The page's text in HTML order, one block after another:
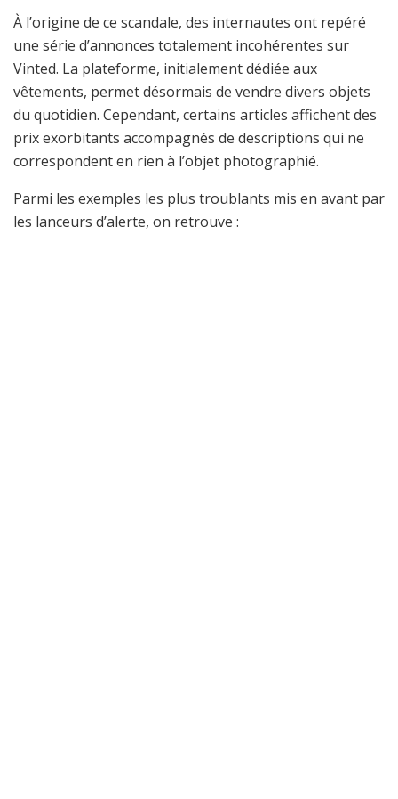
À l’origine de ce scandale, des internautes ont repéré
une série d’annonces totalement incohérentes sur
Vinted. La plateforme, initialement dédiée aux
vêtements, permet désormais de vendre divers objets
du quotidien. Cependant, certains articles affichent des
prix exorbitants accompagnés de descriptions qui ne
correspondent en rien à l’objet photographié.
Parmi les exemples les plus troublants mis en avant par
les lanceurs d’alerte, on retrouve :